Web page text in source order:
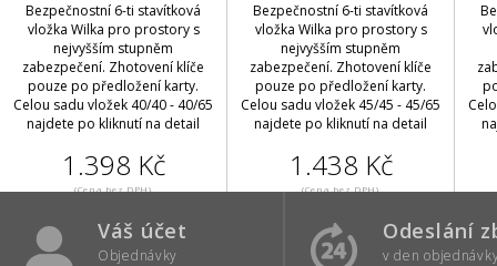
Bezpečnostní 6-ti stavítková
vložka Wilka pro prostory s
nejvyšším stupněm
zabezpečení. Zhotovení klíče
pouze po předložení karty.
Celou sadu vložek 40/40 - 40/65
najdete po kliknutí na detail
1.398 Kč
(Cena bez DPH)
Bezpečnostní 6-ti stavítková
vložka Wilka pro prostory s
nejvyšším stupněm
zabezpečení. Zhotovení klíče
pouze po předložení karty.
Celou sadu vložek 45/45 - 45/65
najdete po kliknutí na detail
1.438 Kč
(Cena bez DPH)
Váš účet
Objednávky
Odeslání
v den